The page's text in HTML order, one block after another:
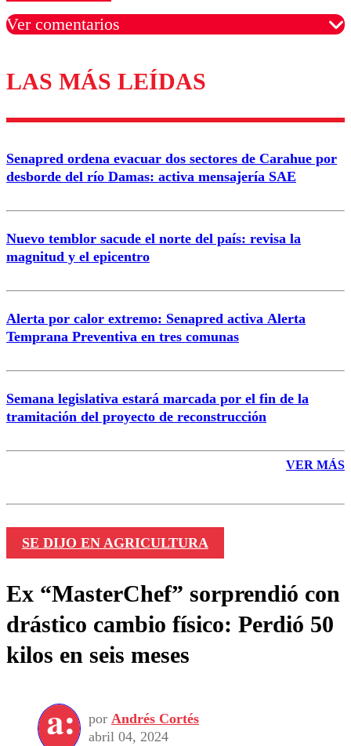
Ver comentarios
Los comentarios son moderados para garantizar un
diálogo respetuoso.
Nombre
Correo
LAS MÁS LEÍDAS
Senapred ordena evacuar dos sectores de Carahue por
desborde del río Damas: activa mensajería SAE
Nuevo temblor sacude el norte del país: revisa la
magnitud y el epicentro
Alerta por calor extremo: Senapred activa Alerta
Temprana Preventiva en tres comunas
Semana legislativa estará marcada por el fin de la
tramitación del proyecto de reconstrucción
VER MÁS
SE DIJO EN AGRICULTURA
Ex “MasterChef” sorprendió con
drástico cambio físico: Perdió 50
kilos en seis meses
por Andrés Cortés
abril 04, 2024